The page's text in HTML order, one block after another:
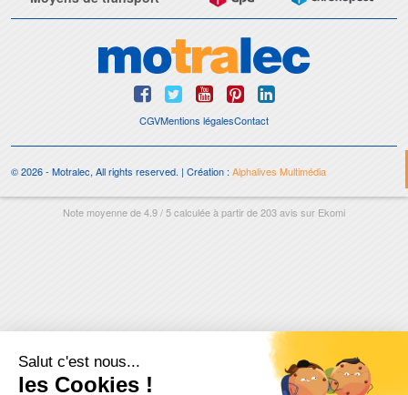
CGVMentions légalesContact
© 2026 - Motralec, All rights reserved. | Création : Alphalives Multimédia
Note moyenne de4.9/5calculée à partir de203avis sur Ekomi